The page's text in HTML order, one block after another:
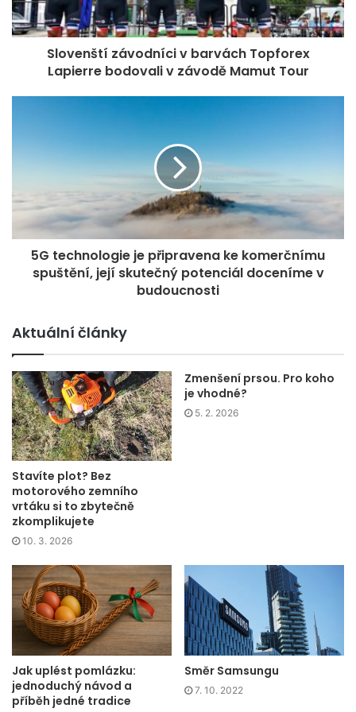
Pluhárna je mladoboleslavské kulturní centrum, které
vzniklo v netradičních prostorách bývalé tovární haly za
Střední průmyslovou školou v Mladé Boleslavi. Živo tu je i
přes léto, zajít můžete třeba na netradiční PubQuiz.
Slovenští závodníci v barvách Topforex
Lapierre bodovali v závodě Mamut Tour
5G technologie je připravena ke komerčnímu
spuštění, její skutečný potenciál doceníme v
budoucnosti
Aktuální články
Stavíte plot? Bez
motorového zemního
vrtáku si to zbytečně
zkomplikujete
10. 3. 2026
Zmenšení prsou. Pro koho
je vhodné?
5. 2. 2026
Jak uplést pomlázku:
jednoduchý návod a
příběh jedné tradice
Směr Samsungu
7. 10. 2022